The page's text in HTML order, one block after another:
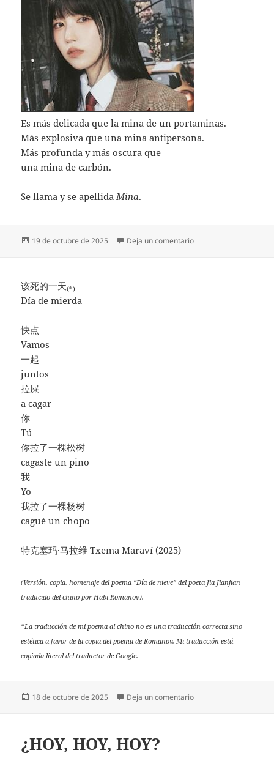
Es más delicada que la mina de un portaminas.
Más explosiva que una mina antipersona.
Más profunda y más oscura que
una mina de carbón.
Se llama y se apellida Mina.
Publicado
19 de octubre de 2025 Deja un comentarioen MINA MINA
该死的一天(*)
Día de mierda
快点
Vamos
一起
juntos
拉屎
a cagar
你
Tú
你拉了一棵松树
cagaste un pino
我
Yo
我拉了一棵杨树
cagué un chopo
特克塞玛·马拉维 Txema Maraví (2025)
(Versión, copia, homenaje del poema “Día de nieve” del poeta Jia Jianjian
traducido del chino por Habi Romanov).
*La traducción de mi poema al chino no es una traducción correcta sino
estética a favor de la copia del poema de Romanov. Mi traducción está
copiada literal del traductor de Google.
Publicado
18 de octubre de 2025 Deja un comentarioen
¿HOY, HOY, HOY?